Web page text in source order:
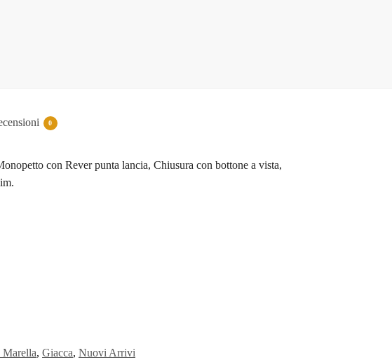
0
con Rever punta lancia, Chiusura con bottone a vista,
Marella, Giacca, Nuovi Arrivi